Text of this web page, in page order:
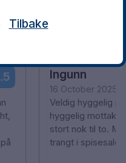
Ingunn
16 October 2025
Veldig hyggelig
hyggelig
stort nok til to.
trangt i
Tilbake